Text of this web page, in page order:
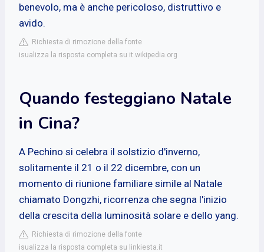
benevolo, ma è anche pericoloso, distruttivo e
avido.
Richiesta di rimozione della fonte
isualizza la risposta completa su it.wikipedia.org
Quando festeggiano Natale
in Cina?
A Pechino si celebra il solstizio d'inverno,
solitamente il 21 o il 22 dicembre, con un
momento di riunione familiare simile al Natale
chiamato Dongzhi, ricorrenza che segna l'inizio
della crescita della luminosità solare e dello yang.
Richiesta di rimozione della fonte
isualizza la risposta completa su linkiesta.it